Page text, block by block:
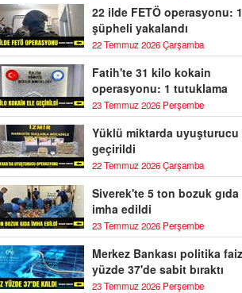
22 ilde FETÖ operasyonu:
şüpheli yakalandı
22 Temmuz 2026 Çarşamba
Fatih'te 31 kilo kokain
operasyonu: 1 tutuklama
23 Temmuz 2026 Perşembe
Yüklü miktarda uyuşturucu
geçirildi
22 Temmuz 2026 Çarşamba
Siverek'te 5 ton bozuk gıda
imha edildi
23 Temmuz 2026 Perşembe
Merkez Bankası politika
yüzde 37'de sabit bıraktı
23 Temmuz 2026 Perşembe